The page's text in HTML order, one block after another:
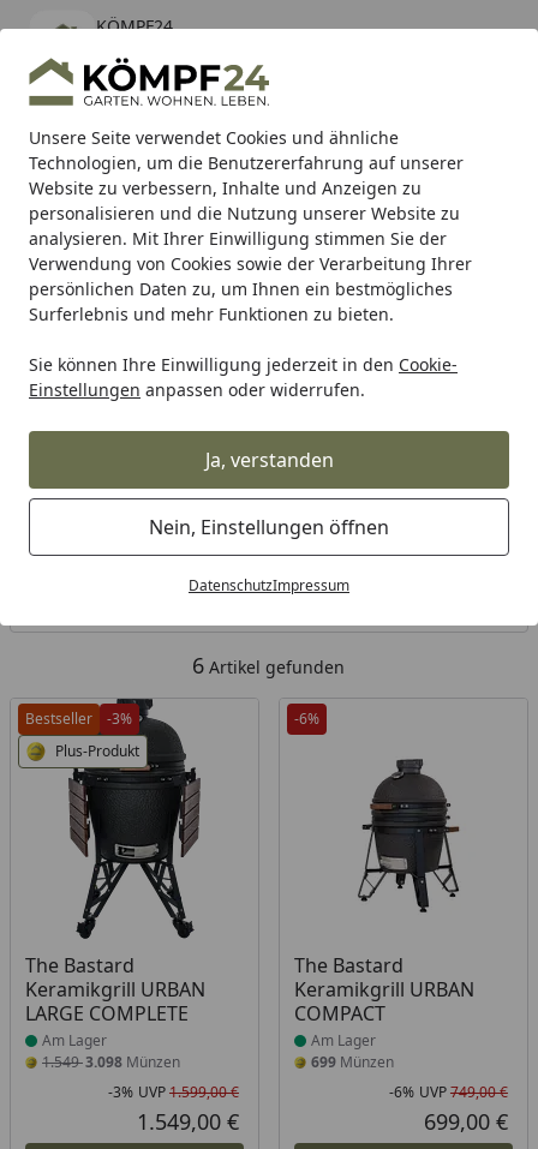
Unsere Seite verwendet Cookies und ähnliche
Technologien, um die Benutzererfahrung auf unserer
Website zu verbessern, Inhalte und Anzeigen zu
personalisieren und die Nutzung unserer Website zu
analysieren. Mit Ihrer Einwilligung stimmen Sie der
Verwendung von Cookies sowie der Verarbeitung Ihrer
persönlichen Daten zu, um Ihnen ein bestmögliches
Surferlebnis und mehr Funktionen zu bieten.
Sie können Ihre Einwilligung jederzeit in den Cookie-
Einstellungen anpassen oder widerrufen.
Ja, verstanden
Nein, Einstellungen öffnen
DatenschutzImpressum
KÖMPF24
kostenlos - Im App Store
Hotline
Alle Produkte
Mein Konto
Suchen
Karibu Pools inkl. gratis Sandfilteranlage & Pool-
Starterset (Gesamtwert bis 468,99€)
Startseite
Bastard The Bastard Keramikgrills The Bastard Urban
The Bastard Urban
Ihre Artikelübersicht
Kategorien
6 Artikel gefunden
Bestseller
-3%
Plus-Produkt
The Bastard
Keramikgrill URBAN
LARGE COMPLETE
Produkt am Lager
Am Lager
1.5493.098 Münzen
Rabatt in Prozent
-3%
Ursprünglicher Preis
UVP1.599,00 €
Aktueller Preis
1.549,00 €
-6%
The Bastard
Keramikgrill URBAN
COMPACT
Produkt am Lager
Am Lager
699Münzen
-6% UVP749,00 €
699,00 €